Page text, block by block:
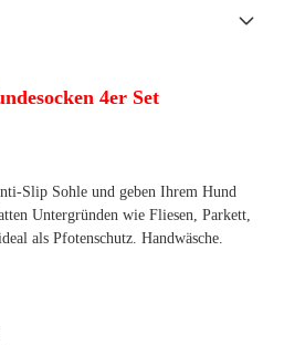
4er Set
Slip Sohle und geben Ihrem Hund
Untergründen wie Fliesen, Parkett,
als Pfotenschutz. Handwäsche.